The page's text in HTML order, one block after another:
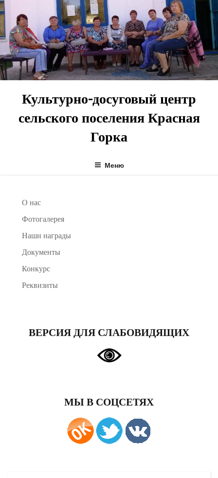
Перейти
к
содержимому
Культурно-досуговый центр
сельского поселения Красная
Горка
Меню
О нас
Фотогалерея
Наши награды
Документы
Конкурс
Реквизиты
ВЕРСИЯ ДЛЯ СЛАБОВИДЯЩИХ
МЫ В СОЦСЕТЯХ